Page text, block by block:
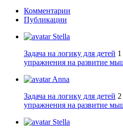
Комментарии
Публикации
Stella
Задача на логику для детей 1
упражнения на развитие
Anna
Задача на логику для детей 2
упражнения на развитие
Stella